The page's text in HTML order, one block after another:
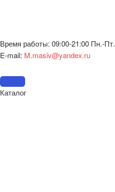
Время работы: 09:00-21:00 Пн.-Пт.
E-mail: M.masiv@yandex.ru
Каталог